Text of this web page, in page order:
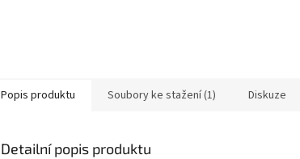
Popis produktu Soubory ke stažení (1) Diskuze
Detailní popis produktu